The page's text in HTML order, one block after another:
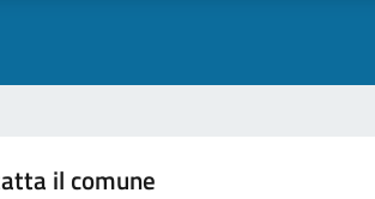
il comune